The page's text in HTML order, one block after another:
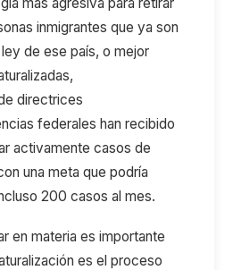
inmigrantes que ya son
de ese país, o mejor
,
directrices
federales han recibido
activamente casos de
una meta que podría
200 casos al mes.
en materia es importante
es el proceso